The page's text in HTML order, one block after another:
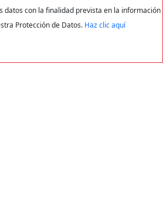
datos con la finalidad prevista en la información
Protección de Datos. Haz clic aquí